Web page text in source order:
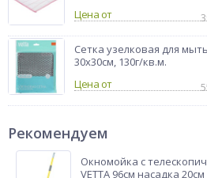
Цена от
Сетка узелковая для
30х30см, 130г/кв.м.
Цена от
Рекомендуем
Окномойка с
VETTA 96см насадка 20см